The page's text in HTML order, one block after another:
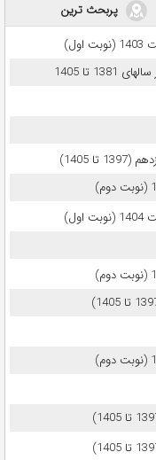
پربحث ترین
تا 1405